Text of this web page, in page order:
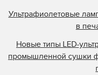
Ультрафиолетовые
в
Новые типы LED-
промышленной сушки